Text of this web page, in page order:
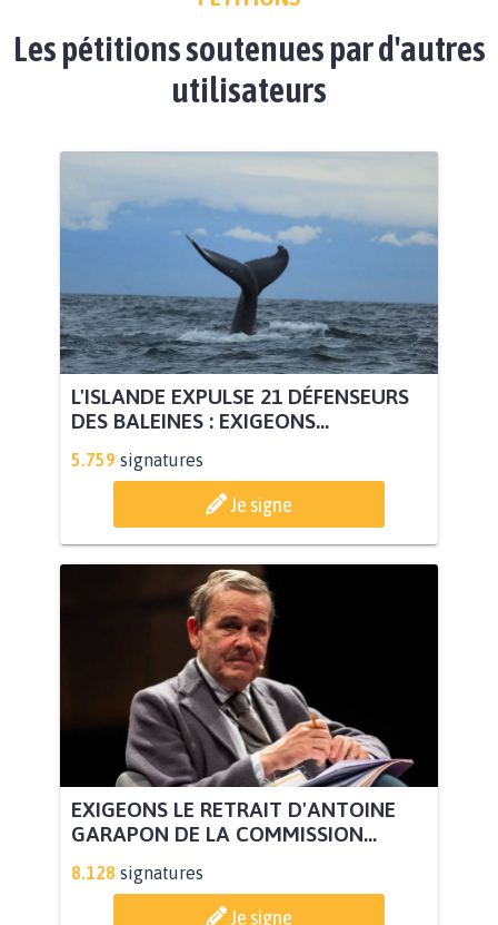
Les pétitions soutenues par d'autres
utilisateurs
L'ISLANDE EXPULSE 21 DÉFENSEURS
DES BALEINES : EXIGEONS...
5.759 signatures
Je signe
EXIGEONS LE RETRAIT D'ANTOINE
GARAPON DE LA COMMISSION...
8.128 signatures
Je signe